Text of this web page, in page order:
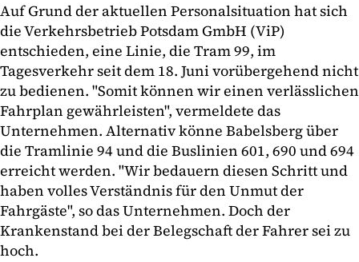
Auf Grund der aktuellen Personalsituation hat sich
die Verkehrsbetrieb Potsdam GmbH (ViP)
entschieden, eine Linie, die Tram 99, im
Tagesverkehr seit dem 18. Juni vorübergehend nicht
zu bedienen. "Somit können wir einen verlässlichen
Fahrplan gewährleisten", vermeldete das
Unternehmen. Alternativ könne Babelsberg über
die Tramlinie 94 und die Buslinien 601, 690 und 694
erreicht werden. "Wir bedauern diesen Schritt und
haben volles Verständnis für den Unmut der
Fahrgäste", so das Unternehmen. Doch der
Krankenstand bei der Belegschaft der Fahrer sei zu
hoch.